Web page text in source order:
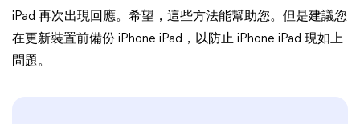
iPad 再次出現回應。希望，這些方法能幫助您。但是建議您
在更新裝置前備份 iPhone iPad，以防止 iPhone iPad 現如上
問題。